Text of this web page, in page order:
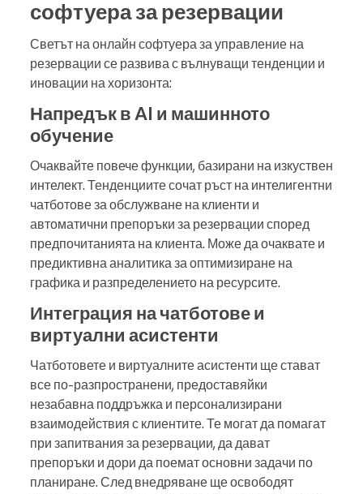
софтуера за резервации
Светът на онлайн софтуера за управление на
резервации се развива с вълнуващи тенденции и
иновации на хоризонта:
Напредък в AI и машинното
обучение
Очаквайте повече функции, базирани на изкуствен
интелект. Тенденциите сочат ръст на интелигентни
чатботове за обслужване на клиенти и
автоматични препоръки за резервации според
предпочитанията на клиента. Може да очаквате и
предиктивна аналитика за оптимизиране на
графика и разпределението на ресурсите.
Интеграция на чатботове и
виртуални асистенти
Чатботовете и виртуалните асистенти ще стават
все по-разпространени, предоставяйки
незабавна поддръжка и персонализирани
взаимодействия с клиентите. Те могат да помагат
при запитвания за резервации, да дават
препоръки и дори да поемат основни задачи по
планиране. След внедряване ще освободят